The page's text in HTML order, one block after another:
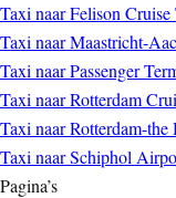
Taxi naar Felison
Taxi naar Maastricht-
Taxi naar Passenger
Taxi naar Rotterdam
Taxi naar Rotterdam-
Taxi naar Schiphol
Pagina’s